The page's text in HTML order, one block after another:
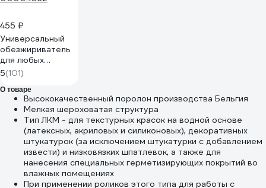
455 ₽
Универсальный
обезжириватель
для любых
поверхностей
Elcon R 0,5 л 00-
00004032
5(101)
О товаре
Высококачественный поролон производства Бельгия
Мелкая шероховатая структура
Тип ЛКМ - для текстурных красок на водной основе
(латексных, акриловых и силиконовых), декоративных
штукатурок (за исключением штукатурки с добавлением
извести) и низковязких шпатлевок, а также для
нанесения специальных герметизирующих покрытий во
влажных помещениях
При применении роликов этого типа для работы с